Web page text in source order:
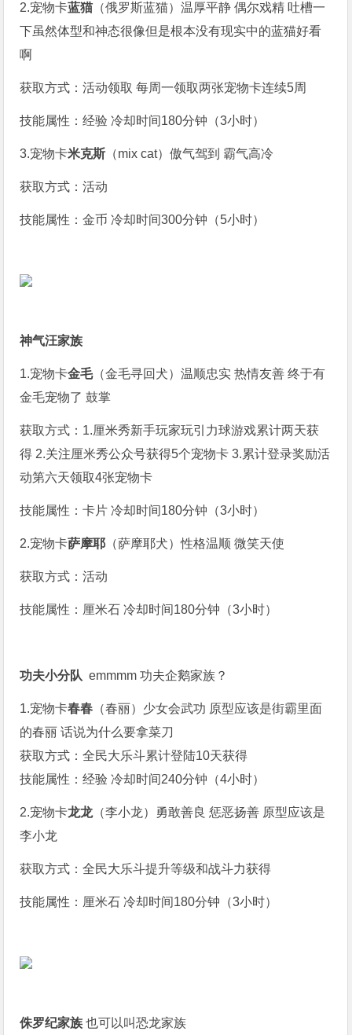
2.宠物卡蓝猫（俄罗斯蓝猫）温厚平静 偶尔戏精 吐槽一
下虽然体型和神态很像但是根本没有现实中的蓝猫好看
啊
获取方式：活动领取 每周一领取两张宠物卡连续5周
技能属性：经验 冷却时间180分钟（3小时）
3.宠物卡米克斯 （mix cat）傲气驾到 霸气高冷
获取方式：活动
技能属性：金币 冷却时间300分钟（5小时）
神气汪家族
1.宠物卡金毛（金毛寻回犬）温顺忠实 热情友善 终于有
金毛宠物了 鼓掌
获取方式：1.厘米秀新手玩家玩引力球游戏累计两天获
得 2.关注厘米秀公众号获得5个宠物卡 3.累计登录奖励活
动第六天领取4张宠物卡
技能属性：卡片 冷却时间180分钟（3小时）
2.宠物卡萨摩耶 （萨摩耶犬）性格温顺 微笑天使
获取方式：活动
技能属性：厘米石 冷却时间180分钟（3小时）
功夫小分队 emmmm 功夫企鹅家族？
1.宠物卡春春 （春丽）少女会武功 原型应该是街霸里面
的春丽 话说为什么要拿菜刀
获取方式：全民大乐斗累计登陆10天获得
技能属性：经验 冷却时间240分钟（4小时）
2.宠物卡龙龙 （李小龙）勇敢善良 惩恶扬善 原型应该是
李小龙
获取方式：全民大乐斗提升等级和战斗力获得
技能属性：厘米石 冷却时间180分钟（3小时）
侏罗纪家族 也可以叫恐龙家族